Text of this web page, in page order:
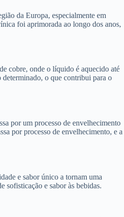
da Europa, especialmente em
foi aprimorada ao longo dos anos,
cobre, onde o líquido é aquecido até
o que contribui para o
por um processo de envelhecimento
por processo de envelhecimento, e a
e sabor único a tornam uma
sofisticação e sabor às bebidas.